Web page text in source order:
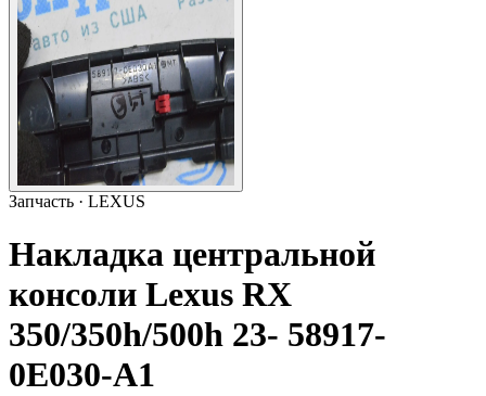
Запчасть · LEXUS
Накладка центральной
консоли Lexus RX
350/350h/500h 23- 58917-
0E030-A1